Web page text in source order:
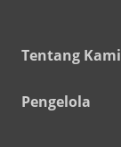
Tentang Kami
Pengelola